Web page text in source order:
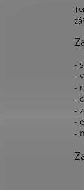
-
-
-
-
-
-
-